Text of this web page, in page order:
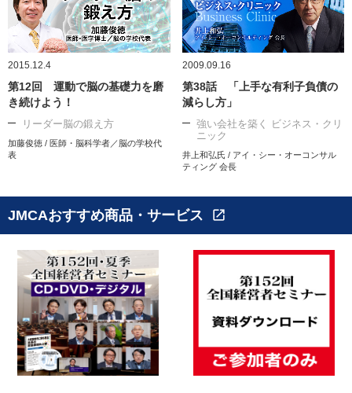
2015.12.4
第12回 運動で脳の基礎力を磨
き続けよう！
リーダー脳の鍛え方
加藤俊徳 / 医師・脳科学者／脳の学校代
表
2009.09.16
第38話 「上手な有利子負債の
減らし方」
強い会社を築く ビジネス・クリ
ニック
井上和弘氏 / アイ・シー・オーコンサル
ティング 会長
JMCAおすすめ商品・サービス open_in_new